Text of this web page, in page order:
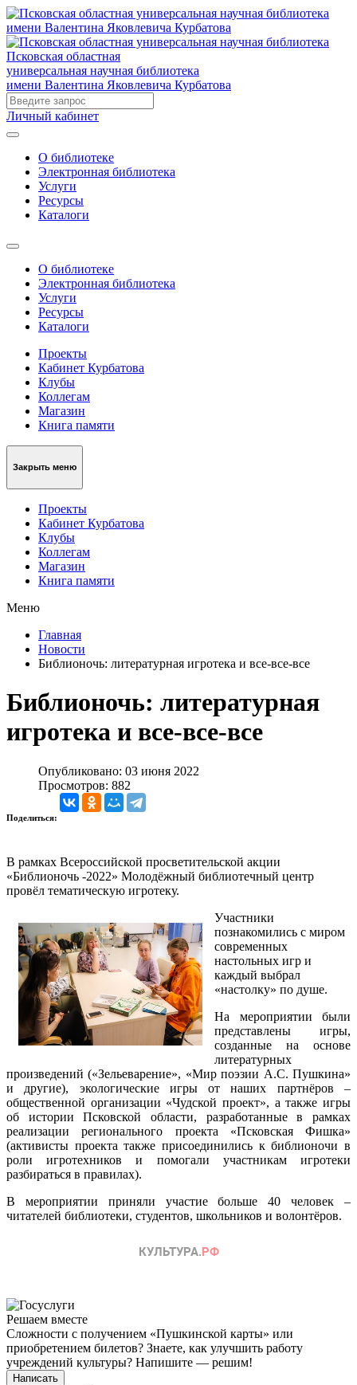
Псковская областная
универсальная научная библиотека
имени Валентина Яковлевича Курбатова
Личный кабинет
О библиотеке
Электронная библиотека
Услуги
Ресурсы
Каталоги
О библиотеке
Электронная библиотека
Услуги
Ресурсы
Каталоги
Проекты
Кабинет Курбатова
Клубы
Коллегам
Магазин
Книга памяти
Закрыть меню
Проекты
Кабинет Курбатова
Клубы
Коллегам
Магазин
Книга памяти
Меню
Главная
Новости
Библионочь: литературная игротека и все-все-все
Библионочь: литературная
игротека и все-все-все
Опубликовано: 03 июня 2022
Просмотров: 882
Поделиться:
В рамках Всероссийской просветительской акции
«Библионочь -2022» Молодёжный библиотечный центр
провёл тематическую игротеку.
Участники
познакомились с миром
современных
настольных игр и
каждый выбрал
«настолку» по душе.
На мероприятии были
представлены игры,
созданные на основе
литературных
произведений («Зельеварение», «Мир поэзии А.С. Пушкина»
и другие), экологические игры от наших партнёров –
общественной организации «Чудской проект», а также игры
об истории Псковской области, разработанные в рамках
реализации регионального проекта «Псковская Фишка»
(активисты проекта также присоединились к библионочи в
роли игротехников и помогали участникам игротеки
разбираться в правилах).
В мероприятии приняли участие больше 40 человек –
читателей библиотеки, студентов, школьников и волонтёров.
Решаем вместе
Сложности с получением «Пушкинской карты» или
приобретением билетов? Знаете, как улучшить работу
учреждений культуры? Напишите — решим!
Написать